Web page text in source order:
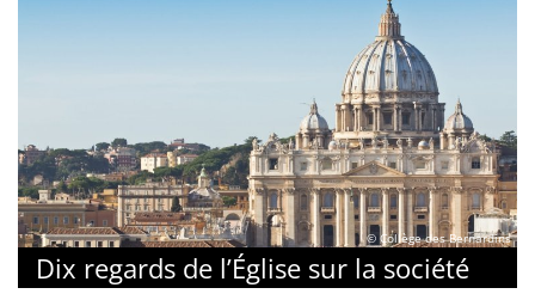
© Collège des Bernardins
Dix regards de l’Église sur la société